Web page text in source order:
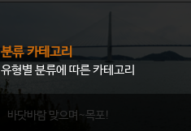
바닷바람 맞으며~목포!
분류 카테고리
유형별 분류에 따른 카테고리